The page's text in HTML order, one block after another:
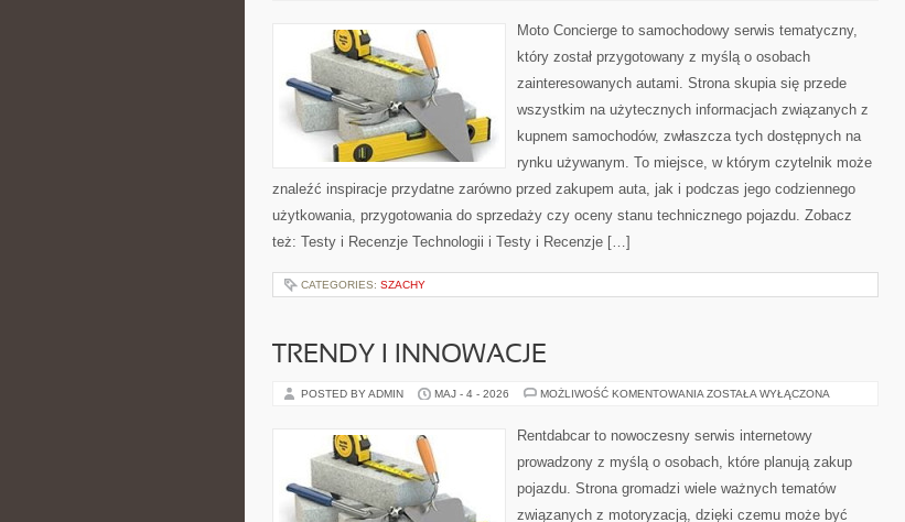
Moto Concierge to samochodowy serwis tematyczny,
który został przygotowany z myślą o osobach
zainteresowanych autami. Strona skupia się przede
wszystkim na użytecznych informacjach związanych z
kupnem samochodów, zwłaszcza tych dostępnych na
rynku używanym. To miejsce, w którym czytelnik może
znaleźć inspiracje przydatne zarówno przed zakupem auta, jak i podczas jego codziennego
użytkowania, przygotowania do sprzedaży czy oceny stanu technicznego pojazdu. Zobacz
też: Testy i Recenzje Technologii i Testy i Recenzje […]
CATEGORIES: SZACHY
TRENDY I INNOWACJE
POSTED BY ADMIN MAJ - 4 - 2026 MOŻLIWOŚĆ KOMENTOWANIA TRENDY
ZOSTAŁA WYŁĄCZONA
Rentdabcar to nowoczesny serwis internetowy
prowadzony z myślą o osobach, które planują zakup
pojazdu. Strona gromadzi wiele ważnych tematów
związanych z motoryzacją, dzięki czemu może być